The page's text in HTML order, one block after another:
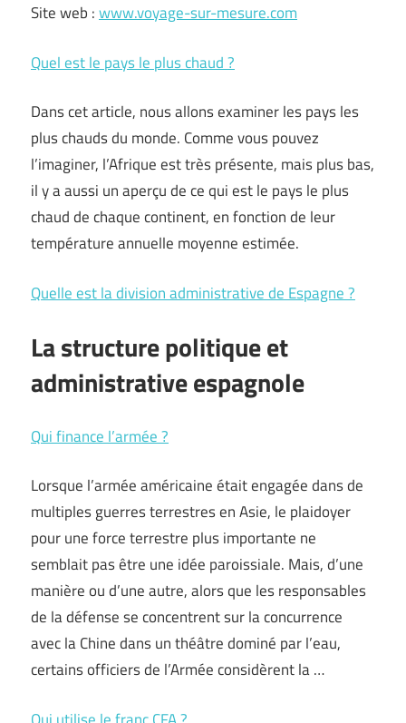
Site web :www.voyage-sur-mesure.com
Quel est le pays le plus chaud ?
Dans cet article, nous allons examiner les pays les
plus chauds du monde. Comme vous pouvez
l’imaginer, l’Afrique est très présente, mais plus bas,
il y a aussi un aperçu de ce qui est le pays le plus
chaud de chaque continent, en fonction de leur
température annuelle moyenne estimée.
Quelle est la division administrative de Espagne ?
La structure politique et
administrative espagnole
Qui finance l’armée ?
Lorsque l’armée américaine était engagée dans de
multiples guerres terrestres en Asie, le plaidoyer
pour une force terrestre plus importante ne
semblait pas être une idée paroissiale. Mais, d’une
manière ou d’une autre, alors que les responsables
de la défense se concentrent sur la concurrence
avec la Chine dans un théâtre dominé par l’eau,
certains officiers de l’Armée considèrent la …